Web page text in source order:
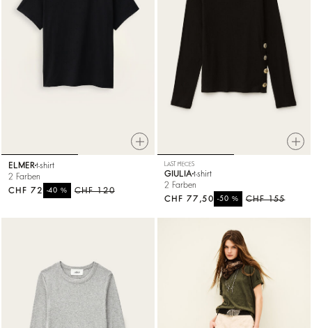
ELMER t-shirt
2 Farben
CHF 120
-40%
CHF 72
LAST PIECES
GIULIA t-shirt
2 Farben
CHF 155
-50 %
CHF 77,50